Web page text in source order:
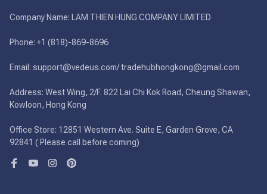
Company Name: LAM THIEN HUNG COMPANY LIMITED
Phone: +1 (818)-869-8696
Email: support@vedeus.com/ tradehubhongkong@gmail.com
Address: West Wing, 2/F. 822 Lai Chi Kok Road, Cheung Shawan,
Kowloon, Hong Kong
Office Store: 12851 Western Ave. Suite E, Garden Grove, CA
92841 ( Please call before coming)